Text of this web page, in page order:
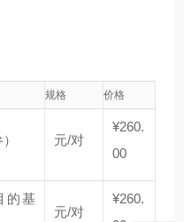
规格 价格
元/对
¥260.
00
的基
元/对
¥260.